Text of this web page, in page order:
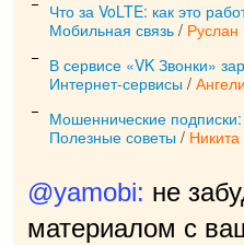
Что за VoLTE: как это
Мобильная связь / Руслан
В сервисе «VK Звонки»
Интернет-сервисы /
Мошеннические подписки:
Полезные советы /
@yamobi: не
материалом с